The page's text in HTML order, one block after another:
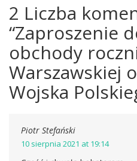
2 Liczba
“Zaproszenie
obchody
Warszawskiej
Wojska
Piotr Stefański
10 sierpnia 2021 at 19:14